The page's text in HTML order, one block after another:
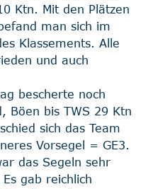
Ktn. Mit den Plätzen
man sich im
Klassements. Alle
und auch
bescherte noch
Böen bis TWS 29 Ktn
sich das Team
Vorsegel = GE3.
das Segeln sehr
gab reichlich